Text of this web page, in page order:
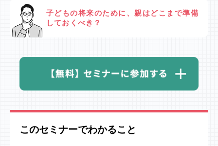
子どもの将来のために、親はどこまで準備
しておくべき？
このセミナーでわかること